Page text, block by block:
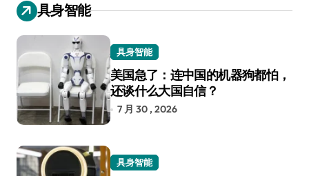
具身智能
具身智能
美国急了：连中国的机器狗都怕，
还谈什么大国自信？
7 月 30 , 2026
具身智能